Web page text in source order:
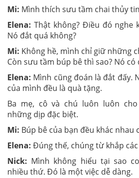
Mi: Mình thích sưu tầm chai thủy
Elena: Thật không? Điều đó nghe
Nó đắt quá không?
Mi: Không hề, mình chỉ giữ những
Còn sưu tầm búp bê thì sao? Nó có
Elena: Mình cũng đoán là đắt đấy.
của mình đều là quà tặng.
Ba mẹ, cô và chú luôn luôn
những dịp đặc biệt.
Mi: Búp bê của bạn đều khác nhau
Elena: Đúng thế, chúng từ khắp
Nick: Mình không hiểu tại sao
nhiều thứ. Đó là một việc dễ dàng.